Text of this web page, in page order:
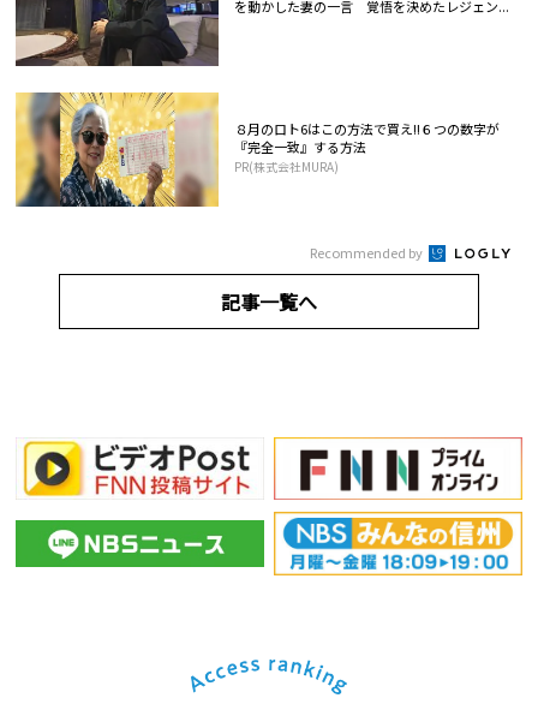
を動かした妻の一言 覚悟を決めたレジェン...
８月のロト6はこの方法で買え!!６つの数字が
『完全一致』する方法
PR(株式会社MURA)
Recommended by
記事一覧へ